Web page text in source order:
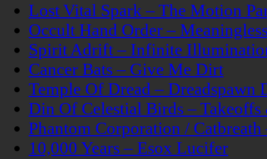
Lost Vital Spark – The Motion
Occult Hand Order –
Spirit Adrift – Infinite
Cancer Bats – Give Me Dirt
Temple Of Dread – Dreadspawn
Din Of Celestial Birds –
Phantom Corporation /
10,000 Years – Esox Lucifer